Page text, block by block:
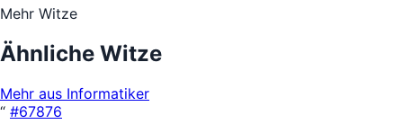
Mehr Witze
Ähnliche Witze
Mehr aus Informatiker
“ #67876